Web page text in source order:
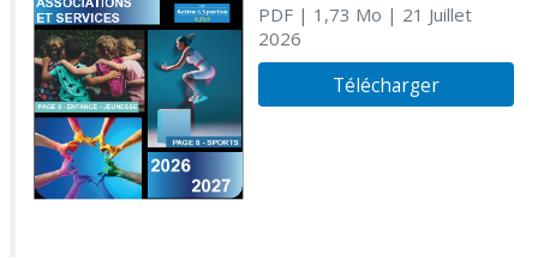
PDF| 1,73 Mo | 21 Juillet
2026
Télécharger